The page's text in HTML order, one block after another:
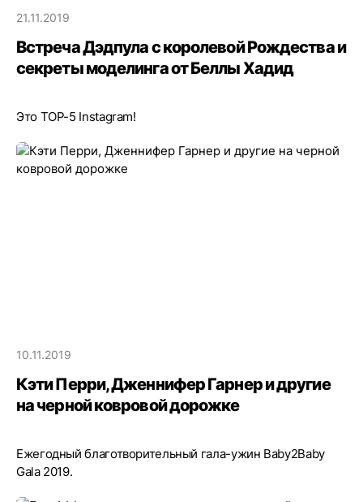
21.11.2019
Встреча Дэдпула с королевой Рождества и
секреты моделинга от Беллы Хадид
Это TOP-5 Instagram!
10.11.2019
Кэти Перри, Дженнифер Гарнер и другие
на черной ковровой дорожке
Ежегодный благотворительный гала-ужин Baby2Baby
Gala 2019.